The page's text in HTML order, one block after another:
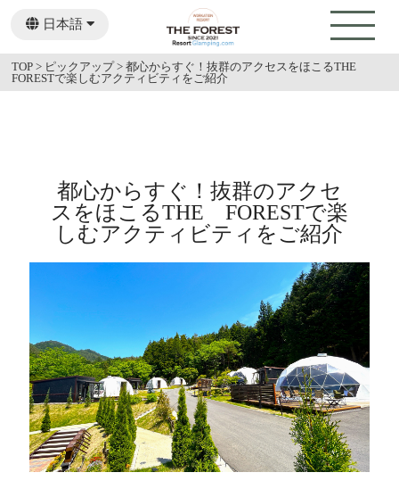
日本語
English
TOP > ピックアップ>都心からすぐ！抜群のアクセスをほこるTHE
FORESTで楽しむアクティビティをご紹介
都心からすぐ！抜群のアクセ
スをほこるTHE FORESTで楽
しむアクティビティをご紹介